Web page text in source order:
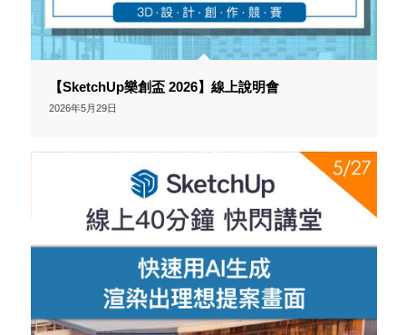
【SketchUp樂創盃 2026】線上說明會
2026年5月29日